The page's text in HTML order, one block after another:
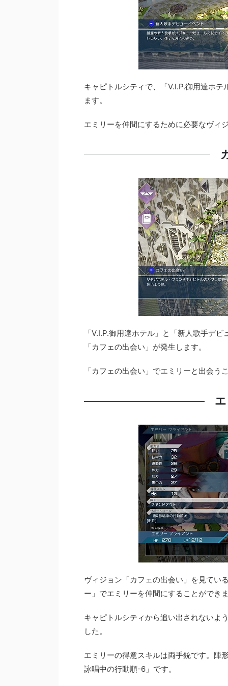
キャピトルシティで、「V.I.P.御用達ホ
ます。
エミリーを仲間にするために必要なヴィ
「V.I.P.御用達ホテル」と「新人歌手デ
「カフェの出会い」が発生します。
「カフェの出会い」でエミリーと出会う
ヴィジョン「カフェの出会い」を見てい
ー」でエミリーを仲間にすることができ
キャピトルシティから追い出されないよ
した。
エミリーの得意スキルは両手銃です。陣
詠唱中の行動順-6」です。